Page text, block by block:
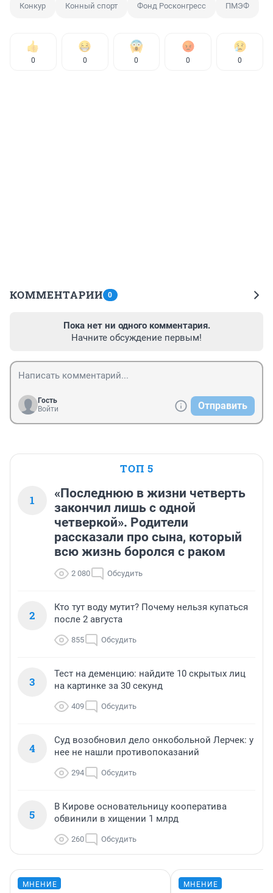
Конкур Конный спорт Фонд Росконгресс ПМЭФ
0 0 0 0 0
КОММЕНТАРИИ 0
Пока нет ни одного комментария.
Начните обсуждение первым!
Гость
Войти
Отправить
ТОП 5
1
«Последнюю в жизни четверть
закончил лишь с одной
четверкой». Родители
рассказали про сына, который
всю жизнь боролся с раком
2 080 Обсудить
2
Кто тут воду мутит? Почему нельзя купаться
после 2 августа
855 Обсудить
3
Тест на деменцию: найдите 10 скрытых лиц
на картинке за 30 секунд
409 Обсудить
4
Суд возобновил дело онкобольной Лерчек: у
нее не нашли противопоказаний
294 Обсудить
5
В Кирове основательницу кооператива
обвинили в хищении 1 млрд
260 Обсудить
МНЕНИЕ МНЕНИЕ